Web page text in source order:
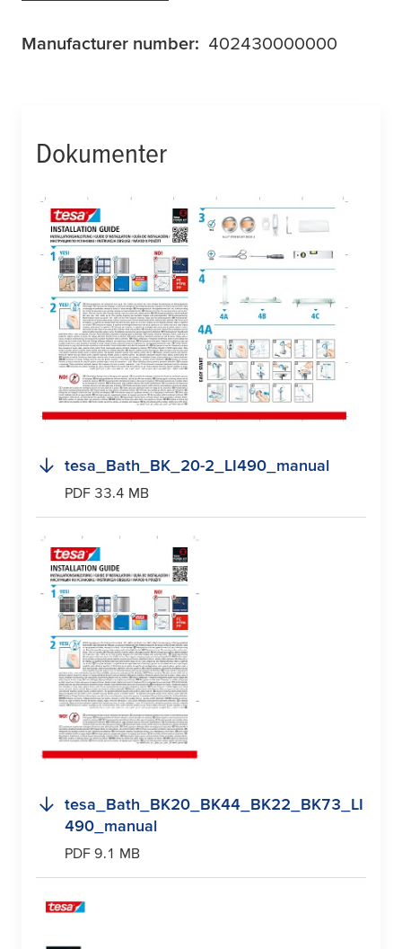
Manufacturer number: 402430000000
Dokumenter
tesa _Bath_BK_20-2_LI490_manual
PDF 33.4 MB
tesa _Bath_BK20_BK44_BK22_BK73_LI
490_manual
PDF 9.1 MB